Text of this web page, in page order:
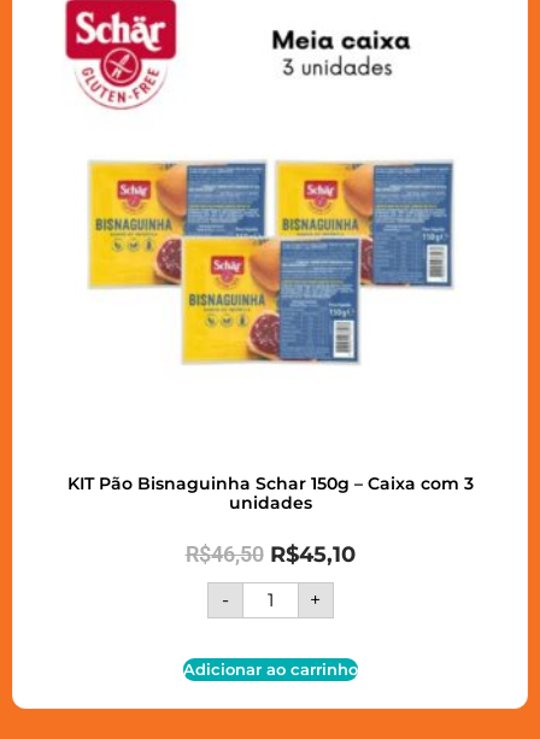
KIT Pão Bisnaguinha Schar 150g – Caixa com 3
unidades
R$46,50 R$45,10
- +
Adicionar ao carrinho